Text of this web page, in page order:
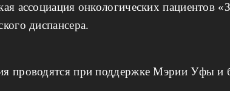
ассоциация онкологических пациентов
диспансера.
проводятся при поддержке Мэрии Уфы и